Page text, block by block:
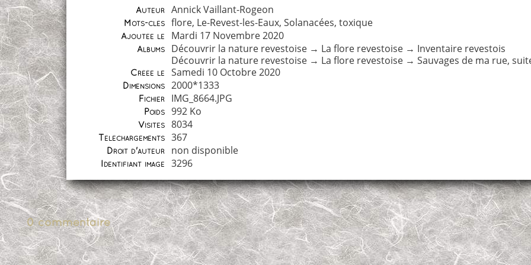
Auteur Annick Vaillant-Rogeon
Mots-clés flore, Le-Revest-les-Eaux, Solanacées, toxique
Ajoutée le Mardi 17 Novembre 2020
Albums Découvrir la nature revestoise → La flore revestoise → Inventaire revestois
Découvrir la nature revestoise → La flore revestoise → Sauvages de ma rue,
Créée le Samedi 10 Octobre 2020
Dimensions 2000*1333
Fichier IMG_8664.JPG
Poids 992 Ko
Visites 8034
Téléchargements 367
Droit d'auteur non disponible
Identifiant image 3296
0 commentaire